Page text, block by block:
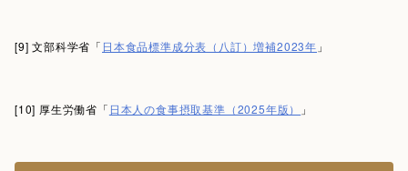
[9] 文部科学省「 日本食品標準成分表（八訂）増補2023年 」
[10] 厚生労働省「 日本人の食事摂取基準（2025年版） 」